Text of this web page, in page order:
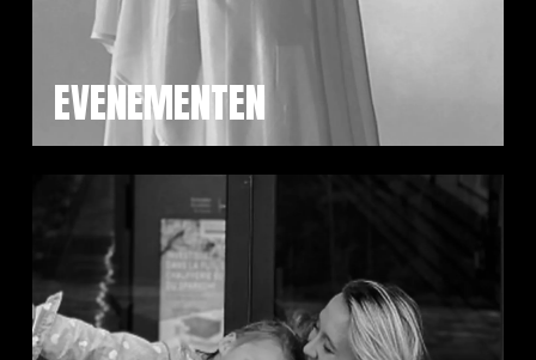
EVENEMENTEN